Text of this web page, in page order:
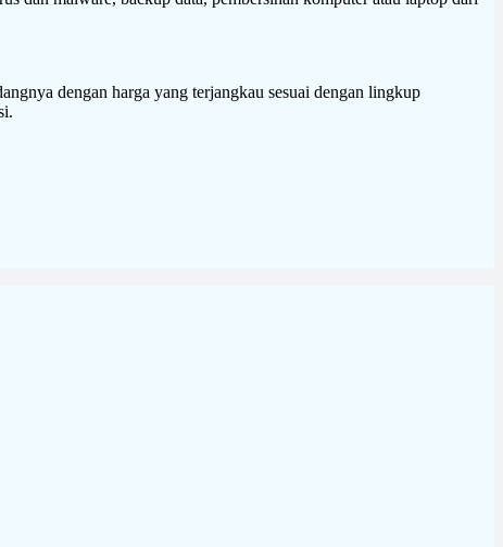
dengan harga yang terjangkau sesuai dengan lingkup